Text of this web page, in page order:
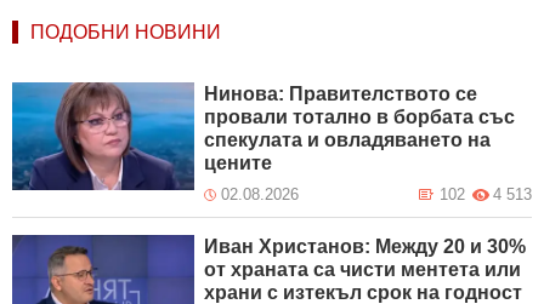
ПОДОБНИ НОВИНИ
Нинова: Правителството се
провали тотално в борбата със
спекулата и овладяването на
цените
02.08.2026 4 513
102
Иван Христанов: Между 20 и 30%
от храната са чисти ментета или
храни с изтекъл срок на годност